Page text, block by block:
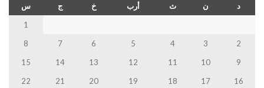
د ن ث أرب خ ج
س
1
2
3
4
5
6
7
8
9
10
11
12
13
14
15
16
17
18
19
20
21
22